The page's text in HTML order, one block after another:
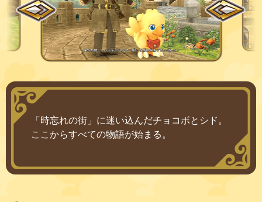
「時忘れの街」に迷い込んだチョコボとシド。
ここからすべての物語が始まる。